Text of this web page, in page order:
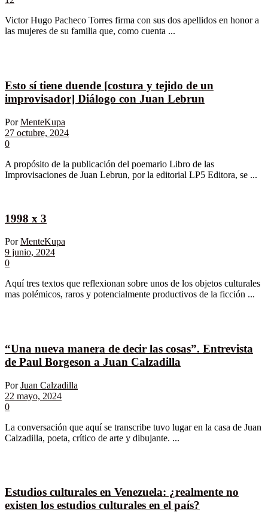
Victor Hugo Pacheco Torres firma con sus dos apellidos en honor a
las mujeres de su familia que, como cuenta ...
Esto sí tiene duende [costura y tejido de un
improvisador] Diálogo con Juan Lebrun
Por MenteKupa
27 octubre, 2024
0
A propósito de la publicación del poemario Libro de las
Improvisaciones de Juan Lebrun, por la editorial LP5 Editora, se ...
1998 x 3
Por MenteKupa
9 junio, 2024
0
Aquí tres textos que reflexionan sobre unos de los objetos culturales
mas polémicos, raros y potencialmente productivos de la ficción ...
“Una nueva manera de decir las cosas”. Entrevista
de Paul Borgeson a Juan Calzadilla
Por Juan Calzadilla
22 mayo, 2024
0
La conversación que aquí se transcribe tuvo lugar en la casa de Juan
Calzadilla, poeta, crítico de arte y dibujante. ...
Estudios culturales en Venezuela: ¿realmente no
existen los estudios culturales en el país?